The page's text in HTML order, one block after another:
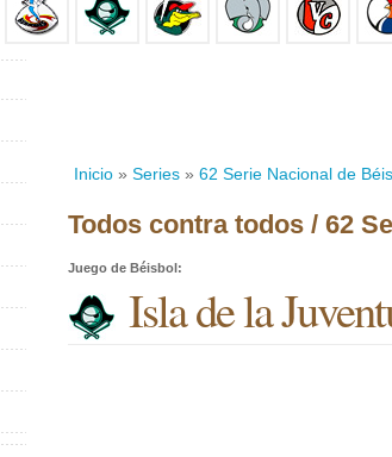
Inicio » Series » 62 Serie Nacional de
Todos contra todos / 62
Juego de Béisbol:
Isla de la